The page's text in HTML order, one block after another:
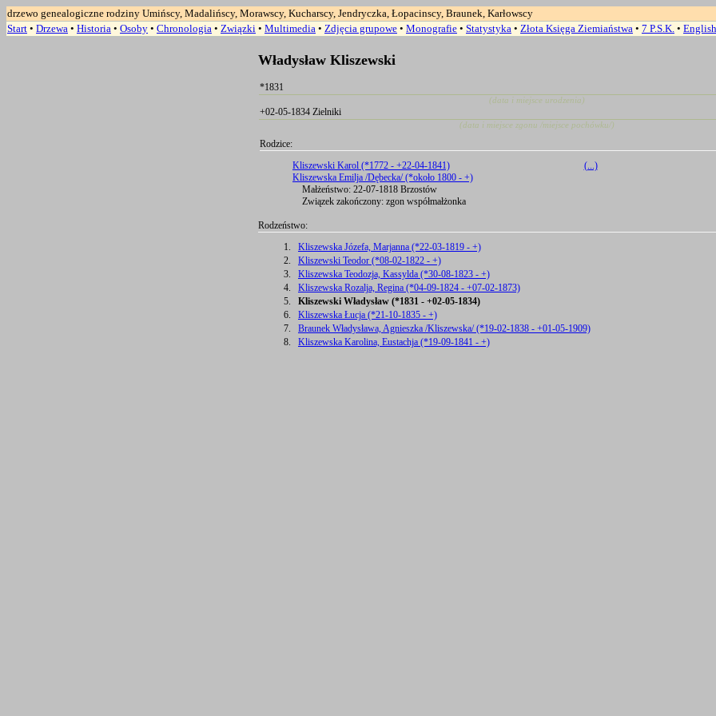
drzewo genealogiczne rodziny Umińscy, Madalińscy, Morawscy, Kucharscy, Jendryczka, Łopacinscy, Braunek, Karłowscy
Start • Drzewa • Historia • Osoby • Chronologia • Związki • Multimedia • Zdjęcia grupowe • Monografie • Statystyka • Złota Księga Ziemiaństwa • 7 P.S.K. • English
Władysław Kliszewski
*1831
(data i miejsce urodzenia)
+02-05-1834 Zielniki
(data i miejsce zgonu /miejsce pochówku/)
Rodzice:
Kliszewski Karol (*1772 - +22-04-1841)
Kliszewska Emilja /Dębecka/ (*około 1800 - +)
Małżeństwo: 22-07-1818 Brzostów
Związek zakończony: zgon współmałżonka
(...)
Rodzeństwo:
1.
Kliszewska Józefa, Marjanna (*22-03-1819 - +)
2.
Kliszewski Teodor (*08-02-1822 - +)
3.
Kliszewska Teodozja, Kassylda (*30-08-1823 - +)
4.
Kliszewska Rozalja, Regina (*04-09-1824 - +07-02-1873)
5.
Kliszewski Władysław (*1831 - +02-05-1834)
6.
Kliszewska Łucja (*21-10-1835 - +)
7.
Braunek Władysława, Agnieszka /Kliszewska/ (*19-02-1838 - +01-05-1909)
8.
Kliszewska Karolina, Eustachja (*19-09-1841 - +)